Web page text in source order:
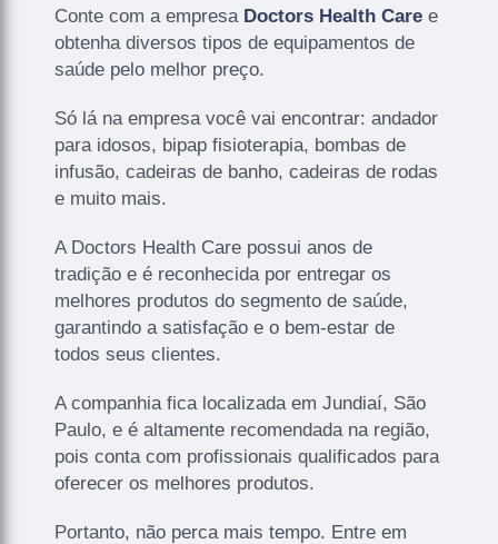
Conte com a empresa Doctors Health Care e
obtenha diversos tipos de equipamentos de
saúde pelo melhor preço.
Só lá na empresa você vai encontrar: andador
para idosos, bipap fisioterapia, bombas de
infusão, cadeiras de banho, cadeiras de rodas
e muito mais.
A Doctors Health Care possui anos de
tradição e é reconhecida por entregar os
melhores produtos do segmento de saúde,
garantindo a satisfação e o bem-estar de
todos seus clientes.
A companhia fica localizada em Jundiaí, São
Paulo, e é altamente recomendada na região,
pois conta com profissionais qualificados para
oferecer os melhores produtos.
Portanto, não perca mais tempo. Entre em